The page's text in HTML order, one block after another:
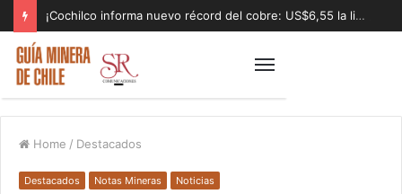
¡Cochilco informa nuevo récord del cobre: US$6,55 la libra!
Home / Destacados
Destacados Notas Mineras Noticias